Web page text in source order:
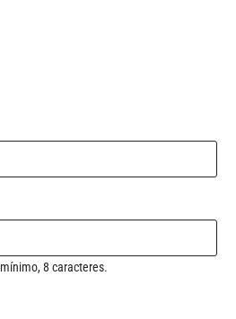
8 caracteres.